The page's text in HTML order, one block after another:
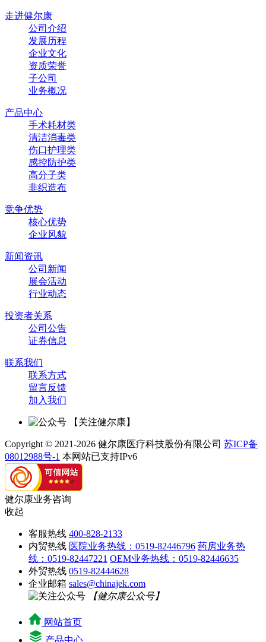
走进健尔康
公司介绍
发展历程
企业文化
资质荣誉
子公司
业务概况
产品中心
手术耗材类
清洁消毒类
伤口护理类
感控防护类
高分子类
非织造布
竞争优势
核心优势
企业风貌
新闻资讯
公司新闻
展会活动
行业动态
投资者关系
公司公告
证券信息
联系我们
联系方式
留言反馈
加入我们
【关注健尔康】
Copyright © 2021-2026 健尔康医疗科技股份有限公司 苏ICP备
08012988号-1 本网站已支持IPv6
健尔康业务咨询
收起
客服热线 400-828-2133
内贸热线 医院业务热线：0519-82446796 药房业务热
线：0519-82447221 OEM业务热线：0519-82446635
外贸热线 0519-82444628
企业邮箱 sales@chinajek.com
【健尔康公众号】
网站首页